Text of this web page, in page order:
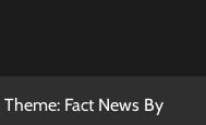
Theme: Fact News By